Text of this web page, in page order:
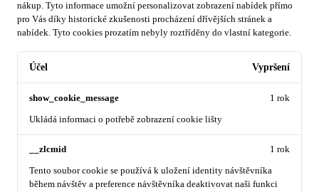
nákup. Tyto informace umožní personalizovat zobrazení nabídek přímo
pro Vás díky historické zkušenosti procházení dřívějších stránek a
nabídek. Tyto cookies prozatím nebyly roztříděny do vlastní kategorie.
Účel Vypršení
show_cookie_message
Ukládá informaci o potřebě zobrazení cookie lišty
1 rok
__zlcmid
Tento soubor cookie se používá k uložení identity návštěvníka
během návštěv a preference návštěvníka deaktivovat naši funkci
1 rok